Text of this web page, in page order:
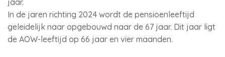
jaar.
In de jaren richting 2024 wordt de pensioenleeftijd
geleidelijk naar opgebouwd naar de 67 jaar. Dit jaar ligt
de AOW-leeftijd op 66 jaar en vier maanden.